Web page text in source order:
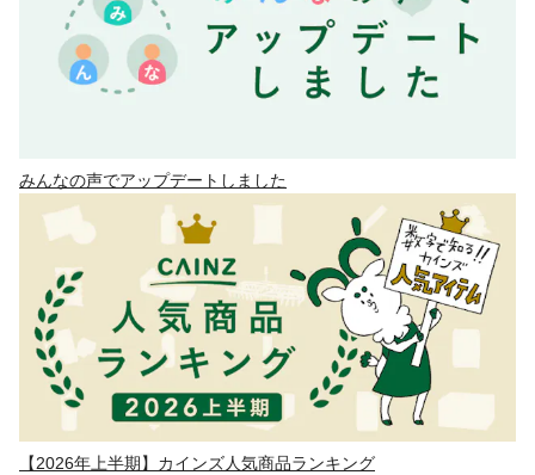
みんなの声でアップデートしました
【2026年上半期】カインズ人気商品ランキング